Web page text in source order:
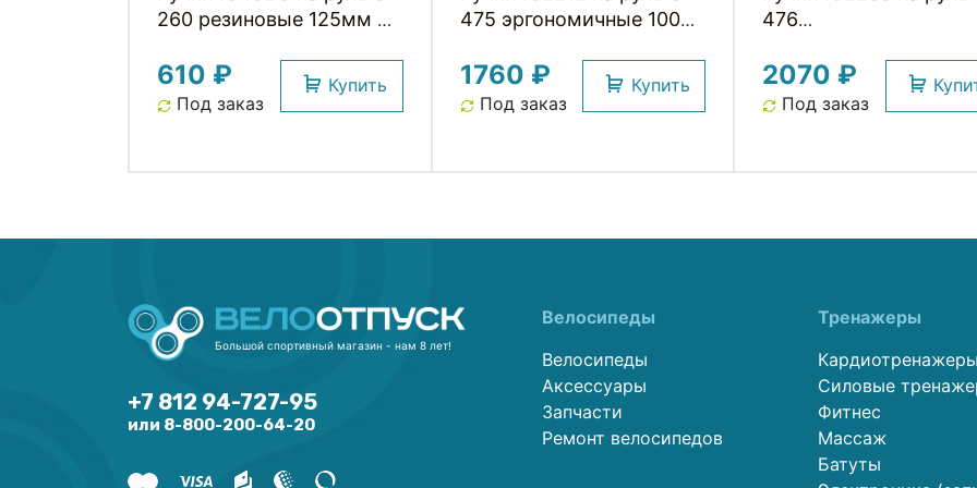
260 резиновые 125мм 2-
серые CLARKS
610 ₽
Под заказ
Купить
475 эргономичные 100%
комфорт. 130мм с 2
интегрир. фиксаторами,
1760 ₽
Под заказ
Купить
476
эргономичные, 130мм
2 интегрир.
2070 ₽
Под заказ
Большой спортивный магазин - нам 8 лет!
+7 812 94-727-95
или 8-800-200-64-20
Велосипеды
Велосипеды
Аксессуары
Запчасти
Ремонт велосипедов
Тренажеры
Кардиотренажеры
Силовые
Фитнес
Массаж
Батуты